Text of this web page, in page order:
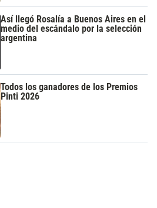
Así llegó Rosalía a Buenos Aires en el
medio del escándalo por la selección
argentina
Todos los ganadores de los Premios
Pinti 2026